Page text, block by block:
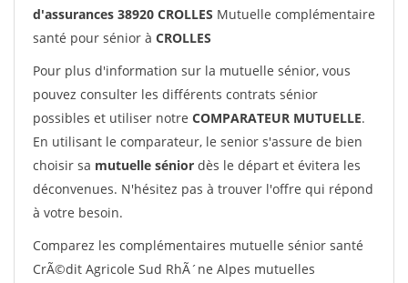
d'assurances 38920 CROLLES Mutuelle complémentaire
santé pour sénior à CROLLES
Pour plus d'information sur la mutuelle sénior, vous
pouvez consulter les différents contrats sénior
possibles et utiliser notre COMPARATEUR MUTUELLE.
En utilisant le comparateur, le senior s'assure de bien
choisir sa mutuelle sénior dès le départ et évitera les
déconvenues. N'hésitez pas à trouver l'offre qui répond
à votre besoin.
Comparez les complémentaires mutuelle sénior santé
CrÃ©dit Agricole Sud RhÃ´ne Alpes mutuelles